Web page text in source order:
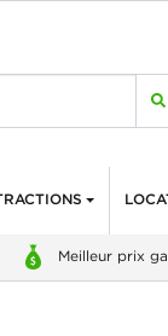
Meilleur prix